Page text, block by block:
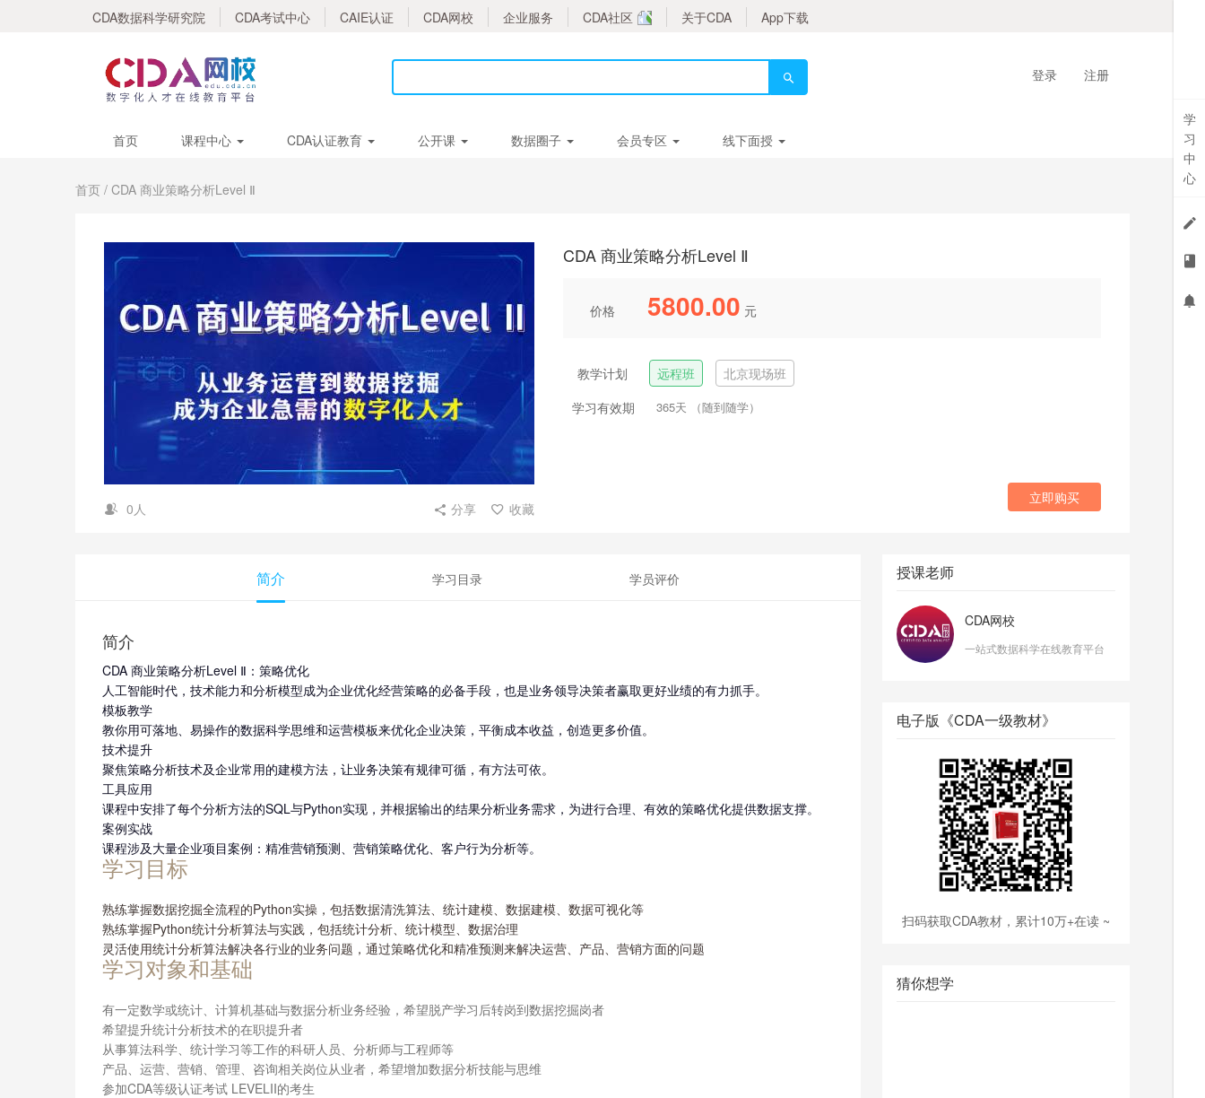
CDA数据科学研究院 CDA考试中心 CAIE认证 CDA网校 企业服务 CDA社区 关于CDA App下载
登录 注册
首页 课程中心 CDA认证教育 公开课 数据圈子 会员专区 线下面授
首页 / CDA 商业策略分析Level Ⅱ
0人 分享 收藏
CDA 商业策略分析Level Ⅱ
价格 5800.00 元
教学计划 远程班
北京现场班
学习有效期
365天 （随到随学）
立即购买
简介 学习目录 学员评价
简介
CDA 商业策略分析Level Ⅱ：策略优化
人工智能时代，技术能力和分析模型成为企业优化经营策略的必备手段，也是业务领导决策者赢取更好业绩的有力抓手。
模板教学
教你用可落地、易操作的数据科学思维和运营模板来优化企业决策，平衡成本收益，创造更多价值。
技术提升
聚焦策略分析技术及企业常用的建模方法，让业务决策有规律可循，有方法可依。
工具应用
课程中安排了每个分析方法的SQL与Python实现，并根据输出的结果分析业务需求，为进行合理、有效的策略优化提供数据支撑。
案例实战
课程涉及大量企业项目案例：精准营销预测、营销策略优化、客户行为分析等。
学习目标
熟练掌握数据挖掘全流程的Python实操，包括数据清洗算法、统计建模、数据建模、数据可视化等
熟练掌握Python统计分析算法与实践，包括统计分析、统计模型、数据治理
灵活使用统计分析算法解决各行业的业务问题，通过策略优化和精准预测来解决运营、产品、营销方面的问题
学习对象和基础
有一定数学或统计、计算机基础与数据分析业务经验，希望脱产学习后转岗到数据挖掘岗者
希望提升统计分析技术的在职提升者
从事算法科学、统计学习等工作的科研人员、分析师与工程师等
产品、运营、营销、管理、咨询相关岗位从业者，希望增加数据分析技能与思维
参加CDA等级认证考试 LEVELII的考生
授课老师
CDA网校
一站式数据科学在线教育平台
电子版《CDA一级教材》
扫码获取CDA教材，累计10万+在读 ~
猜你想学
学
习
中
心